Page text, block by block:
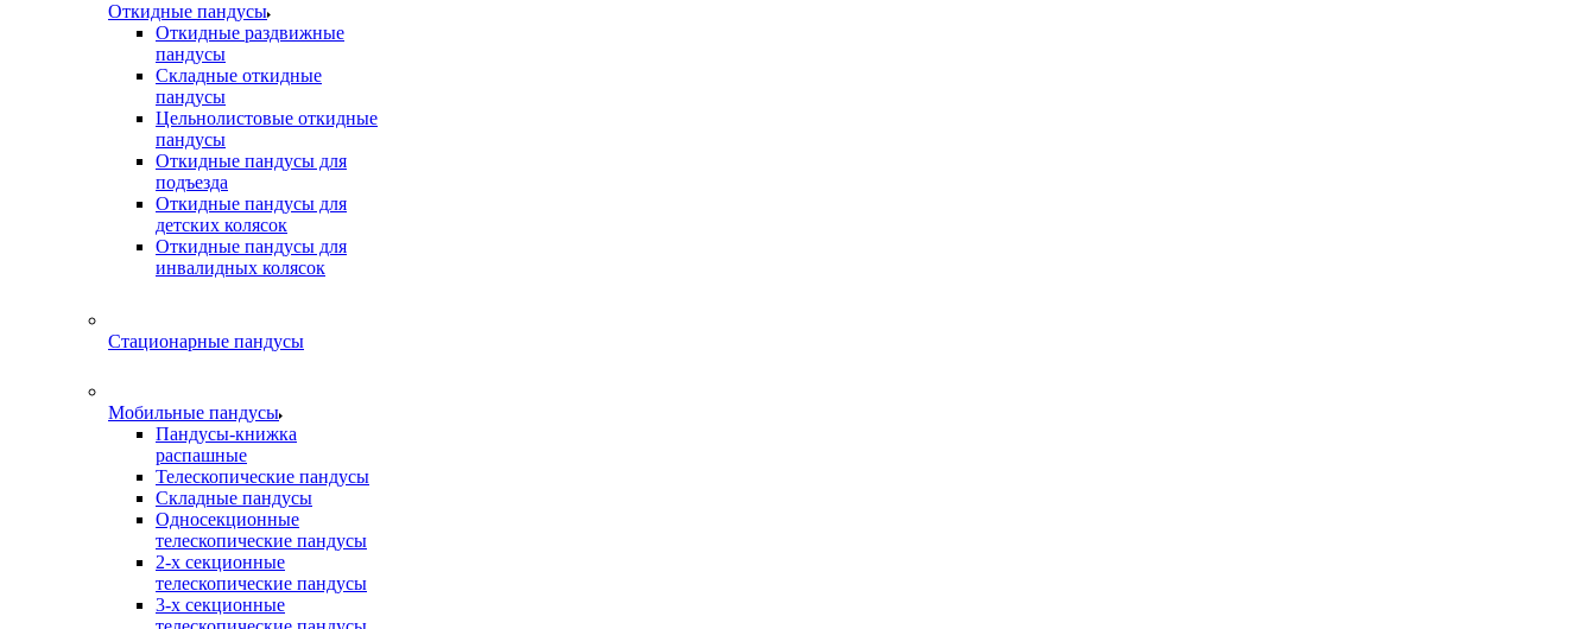
Откидные пандусы
Откидные раздвижные
пандусы
Складные откидные
пандусы
Цельнолистовые откидные
пандусы
Откидные пандусы для
подъезда
Откидные пандусы для
детских колясок
Откидные пандусы для
инвалидных колясок
Стационарные пандусы
Мобильные пандусы
Пандусы-книжка
распашные
Телескопические пандусы
Складные пандусы
Односекционные
телескопические пандусы
2-х секционные
телескопические пандусы
3-х секционные